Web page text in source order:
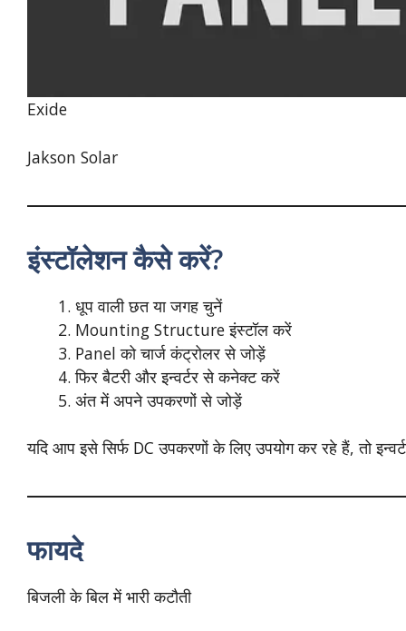
Exide
Jakson Solar
इंस्टॉलेशन कैसे करें?
धूप वाली छत या जगह चुनें
Mounting Structure इंस्टॉल करें
Panel को चार्ज कंट्रोलर से जोड़ें
फिर बैटरी और इन्वर्टर से कनेक्ट करें
अंत में अपने उपकरणों से जोड़ें
यदि आप इसे सिर्फ DC उपकरणों के लिए उपयोग कर रहे हैं, तो
फायदे
बिजली के बिल में भारी कटौती